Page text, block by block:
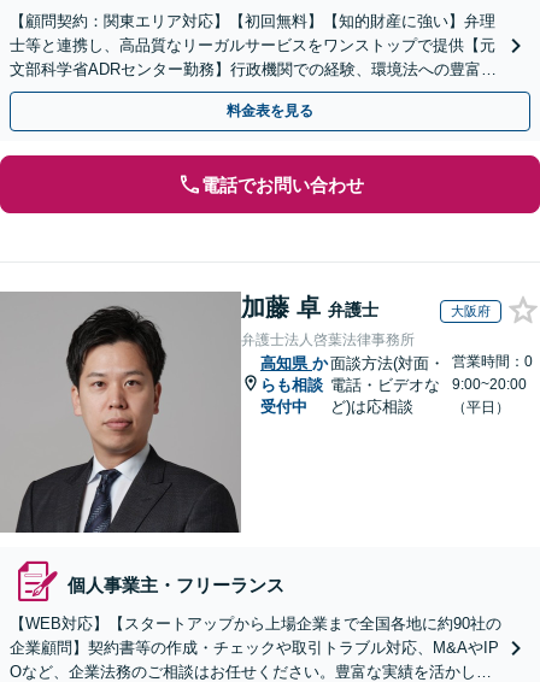
【顧問契約：関東エリア対応】【初回無料】【知的財産に強い】弁理
士等と連携し、高品質なリーガルサービスをワンストップで提供【元
文部科学省ADRセンター勤務】行政機関での経験、環境法への豊富な
知識を活かし、事業者さまの抱える問題を解決へ導きます
料金表を見る
電話でお問い合わせ
加藤 卓 弁護士 大阪府
弁護士法人啓葉法律事務所
高知県 か
らも相談
受付中
面談方法(対面・
電話・ビデオな
ど)は応相談
営業時間：0
9:00~20:00
（平日）
個人事業主・フリーランス
【WEB対応】【スタートアップから上場企業まで全国各地に約90社の
企業顧問】契約書等の作成・チェックや取引トラブル対応、M&AやIP
Oなど、企業法務のご相談はお任せください。豊富な実績を活かし的